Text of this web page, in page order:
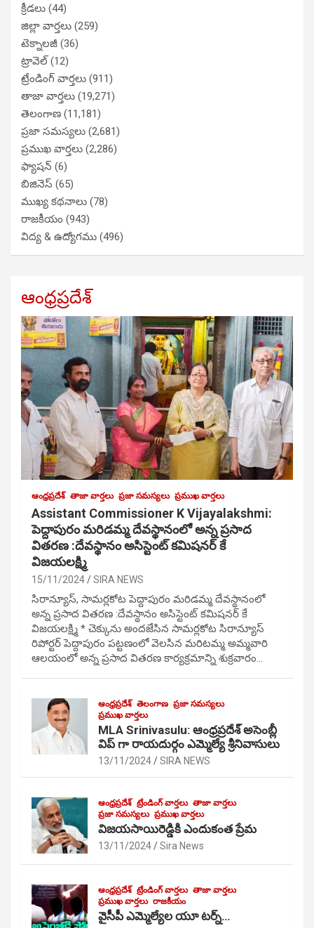
క్రీడలు (44)
జిల్లా వార్తలు (259)
టెక్నాలజీ (36)
ట్రావెల్(12)
ట్రేండింగ్ వార్తలు (911)
తాజా వార్తలు (19,271)
తెలంగాణ (11,181)
ప్రజా సమస్యలు (2,681)
ప్రముఖ వార్తలు (2,286)
ఫ్యాషన్ (6)
బిజినెస్ (65)
ముఖ్య కథనాలు (78)
రాజకీయం (943)
విద్య & ఉద్యోగము (496)
ఆంధ్రప్రదేశ్
ఆంధ్రప్రదేశ్ తాజా వార్తలు ప్రజా సమస్యలు ప్రముఖ వార్తలు
Assistant Commissioner K Vijayalakshmi:
పెద్దాపురం మరిడమ్మ దేవస్థానంలో అన్న ప్రసాద
వితరణ :దేవస్థానం అసిస్టెంట్ కమిషనర్ కే
విజయలక్ష్మి
15/11/2024 SIRA NEWS
సిరాన్యూస్, సామర్లకోట పెద్దాపురం మరిడమ్మ దేవస్థానంలో
అన్న ప్రసాద వితరణ :దేవస్థానం అసిస్టెంట్ కమిషనర్ కే
విజయలక్ష్మి * చెక్కును అందజేసిన సామర్లకోట సిరాన్యూస్
రిపోర్టర్ పెద్దాపురం పట్టణంలో వెలసిన మరిటమ్మ అమ్మవారి
ఆలయంలో అన్న ప్రసాద వితరణ కార్యక్రమాన్ని శుక్రవారం…
ఆంధ్రప్రదేశ్ తెలంగాణ ప్రజా సమస్యలు
ప్రముఖ వార్తలు
MLA Srinivasulu: ఆంధ్రప్రదేశ్ అసెంబ్లీ
విప్ గా రాయదుర్గం ఎమ్మెల్యే శ్రీనివాసులు
13/11/2024 SIRA NEWS
ఆంధ్రప్రదేశ్ ట్రేండింగ్ వార్తలు తాజా వార్తలు
ప్రజా సమస్యలు ప్రముఖ వార్తలు
విజయసాయిరెడ్డికి ఎందుకంత ప్రేమ
13/11/2024 Sira News
ఆంధ్రప్రదేశ్ ట్రేండింగ్ వార్తలు తాజా వార్తలు
ప్రముఖ వార్తలు రాజకీయం
వైసీపీ ఎమ్మెల్యేల యూ టర్న్…